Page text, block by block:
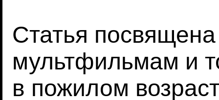
Статья
мультфильмам и
в пожилом